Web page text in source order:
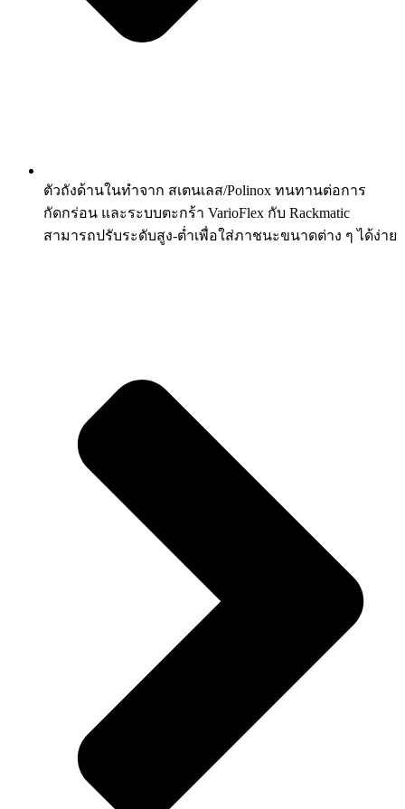
ตัวถังด้านในทำจาก สเตนเลส/Polinox ทนทานต่อการ
กัดกร่อน และระบบตะกร้า VarioFlex กับ Rackmatic
สามารถปรับระดับสูง-ต่ำเพื่อใส่ภาชนะขนาดต่าง ๆ ได้ง่าย